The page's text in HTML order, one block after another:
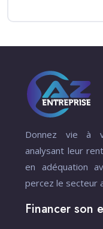
Donnez vie à
analysant leur
en adéquation
percez le secteur
Financer son